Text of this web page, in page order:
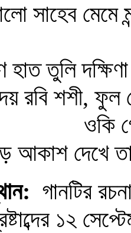
সাহেব
হাত তুলি
রবি শশী, ফুল
গোলাপ
আকাশ দেখে
গানটির
১২